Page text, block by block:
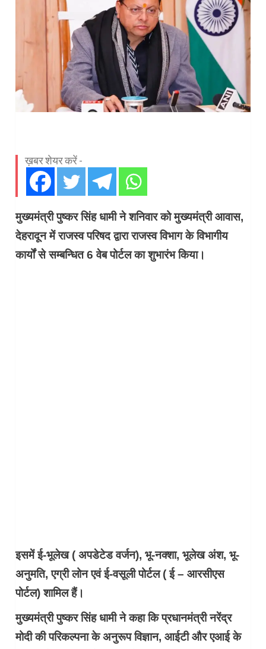
ख़बर शेयर करें -
मुख्यमंत्री पुष्कर सिंह धामी ने शनिवार को मुख्यमंत्री आवास,
देहरादून में राजस्व परिषद द्वारा राजस्व विभाग के विभागीय
कार्यों से सम्बन्धित 6 वेब पोर्टल का शुभारंभ किया।
इसमें ई-भूलेख ( अपडेटेड वर्जन), भू-नक्शा, भूलेख अंश, भू-
अनुमति, एग्री लोन एवं ई-वसूली पोर्टल ( ई – आरसीएस
पोर्टल) शामिल हैं।
मुख्यमंत्री पुष्कर सिंह धामी ने कहा कि प्रधानमंत्री नरेंद्र
मोदी की परिकल्पना के अनुरूप विज्ञान, आईटी और एआई के